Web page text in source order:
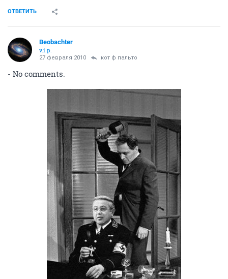
ОТВЕТИТЬ
Beobachter
v.i.p.
27 февраля 2010 кот ф пальто
- No comments.